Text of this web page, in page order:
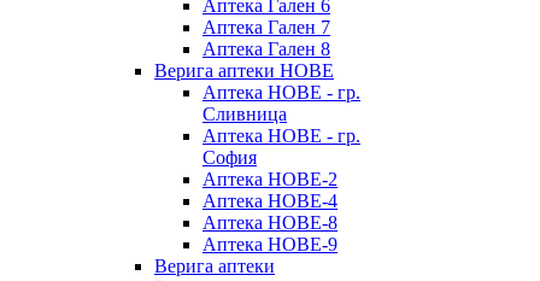
Аптека Гален 6
Аптека Гален 7
Аптека Гален 8
Верига аптеки НОВЕ
Аптека НОВЕ - гр.
Сливница
Аптека НОВЕ - гр.
София
Аптека НОВЕ-2
Аптека НОВЕ-4
Аптека НОВЕ-8
Аптека НОВЕ-9
Верига аптеки